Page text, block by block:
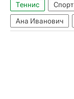
Теннис Спорт
Ана Иванович